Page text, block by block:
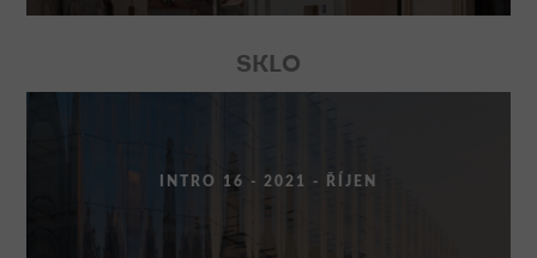
SKLO
INTRO 16 - 2021 - ŘÍJEN